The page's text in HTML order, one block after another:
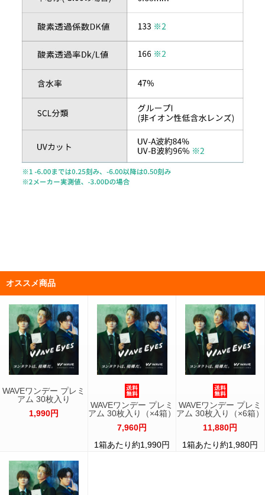
オススメ商品
WAVEワンデー プレミ
アム 30枚入り
1,990円
WAVEワンデー プレミ
アム 30枚入り（×4箱）
7,960円
1箱あたり約1,990円
WAVEワンデー プレミ
アム 30枚入り（×6箱）
11,880円
1箱あたり約1,980円